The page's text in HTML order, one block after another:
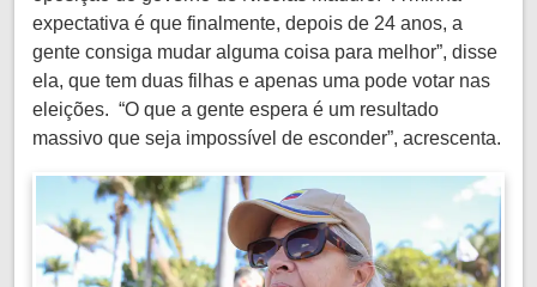
expectativa é que finalmente, depois de 24 anos, a
gente consiga mudar alguma coisa para melhor”, disse
ela, que tem duas filhas e apenas uma pode votar nas
eleições. “O que a gente espera é um resultado
massivo que seja impossível de esconder”, acrescenta.